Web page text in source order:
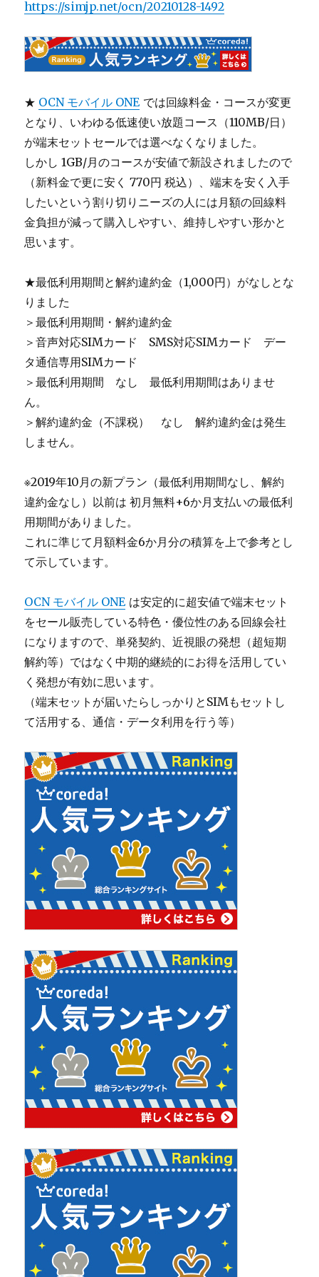
https://simjp.net/ocn/20210128-1492
★ OCN モバイル ONE では回線料金・コースが変更
となり、いわゆる低速使い放題コース（110MB/日）
が端末セットセールでは選べなくなりました。
しかし 1GB/月のコースが安値で新設されましたので
（新料金で更に安く 770円 税込）、端末を安く入手
したいという割り切りニーズの人には月額の回線料
金負担が減って購入しやすい、維持しやすい形かと
思います。
★最低利用期間と解約違約金（1,000円）がなしとな
りました
＞最低利用期間・解約違約金
＞音声対応SIMカード SMS対応SIMカード デー
タ通信専用SIMカード
＞最低利用期間 なし 最低利用期間はありませ
ん。
＞解約違約金（不課税） なし 解約違約金は発生
しません。
※2019年10月の新プラン（最低利用期間なし、解約
違約金なし）以前は 初月無料+6か月支払いの最低利
用期間がありました。
これに準じて月額料金6か月分の積算を上で参考とし
て示しています。
OCN モバイル ONE は安定的に超安値で端末セット
をセール販売している特色・優位性のある回線会社
になりますので、単発契約、近視眼の発想（超短期
解約等）ではなく中期的継続的にお得を活用してい
く発想が有効に思います。
（端末セットが届いたらしっかりとSIMもセットし
て活用する、通信・データ利用を行う等）